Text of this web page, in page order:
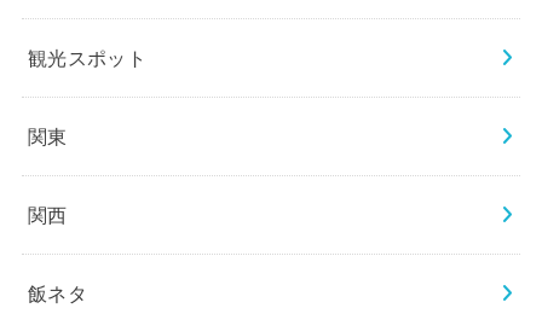
観光スポット
関東
関西
飯ネタ